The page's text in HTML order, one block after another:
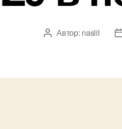
Автор
Автор: naslil